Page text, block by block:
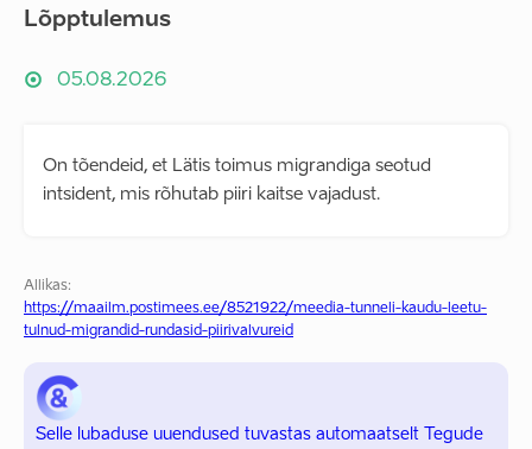
Lõpptulemus
05.08.2026
On tõendeid, et Lätis toimus migrandiga seotud
intsident, mis rõhutab piiri kaitse vajadust.
Allikas:
https://maailm.postimees.ee/8521922/meedia-tunneli-kaudu-leetu-
tulnud-migrandid-rundasid-piirivalvureid
Selle lubaduse uuendused tuvastas automaatselt Tegude